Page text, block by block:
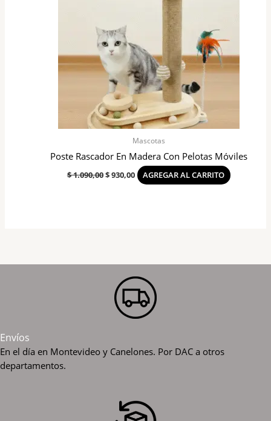
Mascotas
Poste Rascador En Madera Con Pelotas Móviles
$1.090,00
$ 1.090,00.
$930,00
$ 930,00.
AGREGAR AL CARRITO
Envíos
En el día en Montevideo y Canelones. Por DAC a otros
departamentos.